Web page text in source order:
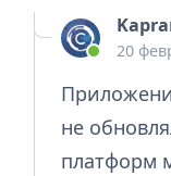
20
не
платформ